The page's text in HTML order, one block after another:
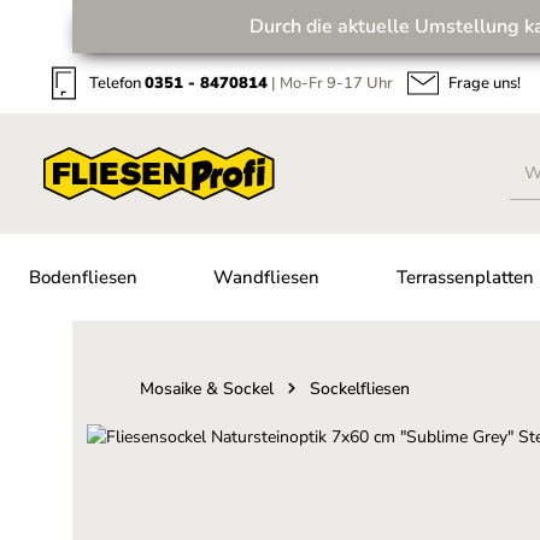
Zur Hauptnavigation springenDurch die aktuelle Umstellung
Telefon0351 - 8470814 | Mo-Fr 9-17 Uhr Frage uns!
Bodenfliesen Wandfliesen Terrassenplatten
Mosaike & Sockel Sockelfliesen
Bildergalerie überspringen